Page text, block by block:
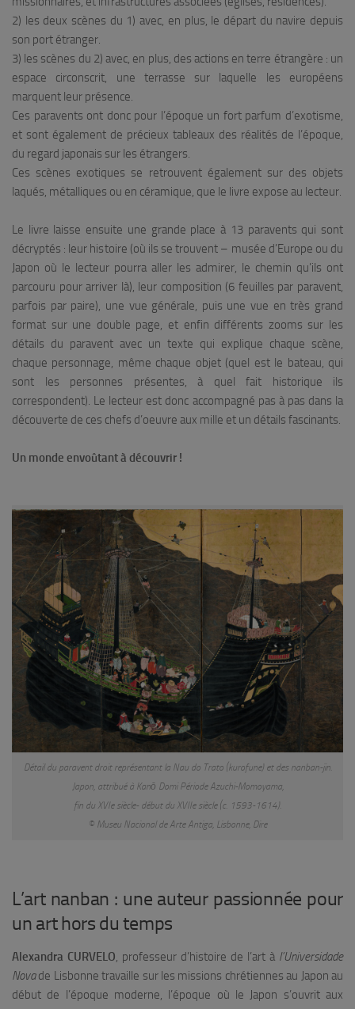
2) les deux scènes du 1) avec, en plus, le départ du navire depuis
son port étranger.
3) les scènes du 2) avec, en plus, des actions en terre étrangère : un
espace circonscrit, une terrasse sur laquelle les européens
marquent leur présence.
Ces paravents ont donc pour l’époque un fort parfum d’exotisme,
et sont également de précieux tableaux des réalités de l’époque,
du regard japonais sur les étrangers.
Ces scènes exotiques se retrouvent également sur des objets
laqués, métalliques ou en céramique, que le livre expose au lecteur.
Le livre laisse ensuite une grande place à 13 paravents qui sont
décryptés : leur histoire (où ils se trouvent – musée d’Europe ou du
Japon où le lecteur pourra aller les admirer, le chemin qu’ils ont
parcouru pour arriver là), leur composition (6 feuilles par paravent,
parfois par paire), une vue générale, puis une vue en très grand
format sur une double page, et enfin différents zooms sur les
détails du paravent avec un texte qui explique chaque scène,
chaque personnage, même chaque objet (quel est le bateau, qui
sont les personnes présentes, à quel fait historique ils
correspondent). Le lecteur est donc accompagné pas à pas dans la
découverte de ces chefs d’oeuvre aux mille et un détails fascinants.
Un monde envoûtant à découvrir !
Détail du paravent droit représentant la Nau do Trato (kurofune) et des nanban-jin.
Japon, attribué à Kanō Domi Période Azuchi-Momoyama,
fin du XVIe siècle- début du XVIIe siècle (c. 1593-1614).
© Museu Nacional de Arte Antiga, Lisbonne, Dire
L’art nanban : une auteur passionnée pour
un art hors du temps
Alexandra CURVELO, professeur d’histoire de l’art à l’Universidade
Novade Lisbonne travaille sur les missions chrétiennes au Japon au
début de l’époque moderne, l’époque où le Japon s’ouvrit aux